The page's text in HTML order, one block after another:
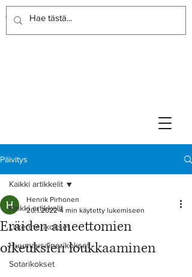
Rikoslakimies
Lakitoimisto
Päivitys
Kaikki artikkelit
Liikennerikokset
Huumausainerikokset
Sotarikokset
Kaikki artikkelit
Eräiden aineettomien
oikeuksien loukkaaminen
Henrik Pirhonen
20.1.2022 4 min käytetty lukemiseen